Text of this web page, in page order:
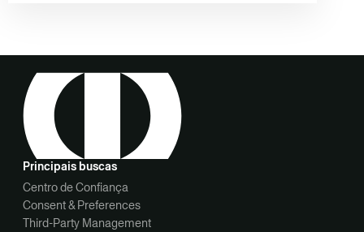
Principais buscas
Centro de Confiança
Consent & Preferences
Third-Party Management